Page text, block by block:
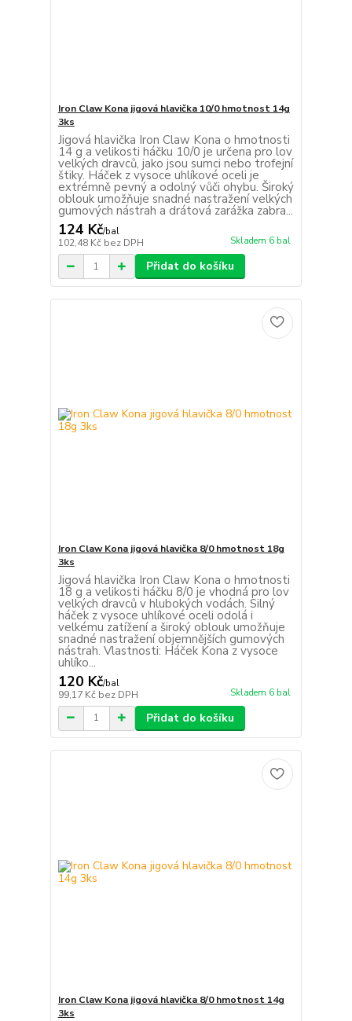
Iron Claw Kona jigová hlavička 10/0 hmotnost 14g
3ks
Jigová hlavička Iron Claw Kona o hmotnosti
14 g a velikosti háčku 10/0 je určena pro lov
velkých dravců, jako jsou sumci nebo trofejní
štiky. Háček z vysoce uhlíkové oceli je
extrémně pevný a odolný vůči ohybu. Široký
oblouk umožňuje snadné nastražení velkých
gumových nástrah a drátová zarážka zabra...
124 Kč/bal
102,48 Kč bez DPH Skladem 6 bal
Přidat do košíku
Iron Claw Kona jigová hlavička 8/0 hmotnost 18g
3ks
Jigová hlavička Iron Claw Kona o hmotnosti
18 g a velikosti háčku 8/0 je vhodná pro lov
velkých dravců v hlubokých vodách. Silný
háček z vysoce uhlíkové oceli odolá i
velkému zatížení a široký oblouk umožňuje
snadné nastražení objemnějších gumových
nástrah. Vlastnosti: Háček Kona z vysoce
uhlíko...
120 Kč/bal
99,17 Kč bez DPH Skladem 6 bal
Přidat do košíku
Iron Claw Kona jigová hlavička 8/0 hmotnost 14g
3ks